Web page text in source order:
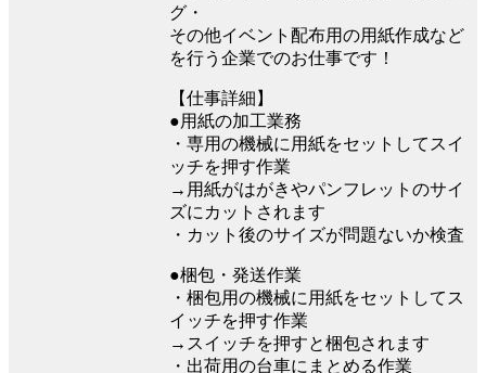
グ・
その他イベント配布用の用紙作成など
を行う企業でのお仕事です！
【仕事詳細】
●用紙の加工業務
・専用の機械に用紙をセットしてスイ
ッチを押す作業
→用紙がはがきやパンフレットのサイ
ズにカットされます
・カット後のサイズが問題ないか検査
●梱包・発送作業
・梱包用の機械に用紙をセットしてス
イッチを押す作業
→スイッチを押すと梱包されます
・出荷用の台車にまとめる作業